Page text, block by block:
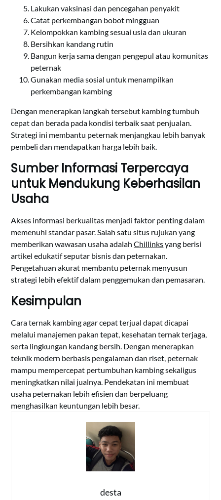
Lakukan vaksinasi dan pencegahan penyakit
Catat perkembangan bobot mingguan
Kelompokkan kambing sesuai usia dan ukuran
Bersihkan kandang rutin
Bangun kerja sama dengan pengepul atau komunitas
peternak
Gunakan media sosial untuk menampilkan
perkembangan kambing
Dengan menerapkan langkah tersebut kambing tumbuh
cepat dan berada pada kondisi terbaik saat penjualan.
Strategi ini membantu peternak menjangkau lebih banyak
pembeli dan mendapatkan harga lebih baik.
Sumber Informasi Terpercaya
untuk Mendukung Keberhasilan
Usaha
Akses informasi berkualitas menjadi faktor penting dalam
memenuhi standar pasar. Salah satu situs rujukan yang
memberikan wawasan usaha adalahChillinksyang berisi
artikel edukatif seputar bisnis dan peternakan.
Pengetahuan akurat membantu peternak menyusun
strategi lebih efektif dalam penggemukan dan pemasaran.
Kesimpulan
Cara ternak kambing agar cepat terjual dapat dicapai
melalui manajemen pakan tepat, kesehatan ternak terjaga,
serta lingkungan kandang bersih. Dengan menerapkan
teknik modern berbasis pengalaman dan riset, peternak
mampu mempercepat pertumbuhan kambing sekaligus
meningkatkan nilai jualnya. Pendekatan ini membuat
usaha peternakan lebih efisien dan berpeluang
menghasilkan keuntungan lebih besar.
desta